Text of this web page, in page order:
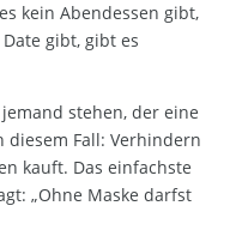
kein Abendessen gibt,
gibt, gibt es
stehen, der eine
diesem Fall: Verhindern
kauft. Das einfachste
„Ohne Maske darfst